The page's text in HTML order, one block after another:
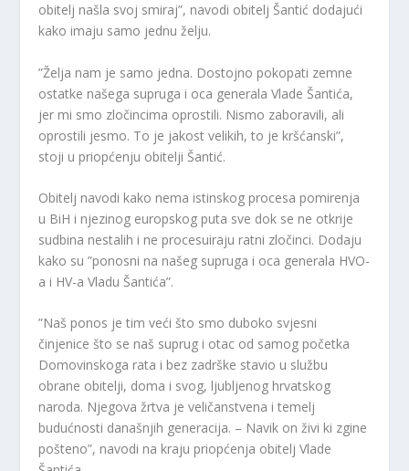
obitelj našla svoj smiraj”, navodi obitelj Šantić dodajući
kako imaju samo jednu želju.
”Želja nam je samo jedna. Dostojno pokopati zemne
ostatke našega supruga i oca generala Vlade Šantića,
jer mi smo zločincima oprostili. Nismo zaboravili, ali
oprostili jesmo. To je jakost velikih, to je kršćanski”,
stoji u priopćenju obitelji Šantić.
Obitelj navodi kako nema istinskog procesa pomirenja
u BiH i njezinog europskog puta sve dok se ne otkrije
sudbina nestalih i ne procesuiraju ratni zločinci. Dodaju
kako su ”ponosni na našeg supruga i oca generala HVO-
a i HV-a Vladu Šantića”.
”Naš ponos je tim veći što smo duboko svjesni
činjenice što se naš suprug i otac od samog početka
Domovinskoga rata i bez zadrške stavio u službu
obrane obitelji, doma i svog, ljubljenog hrvatskog
naroda. Njegova žrtva je veličanstvena i temelj
budućnosti današnjih generacija. – Navik on živi ki zgine
pošteno”, navodi na kraju priopćenja obitelj Vlade